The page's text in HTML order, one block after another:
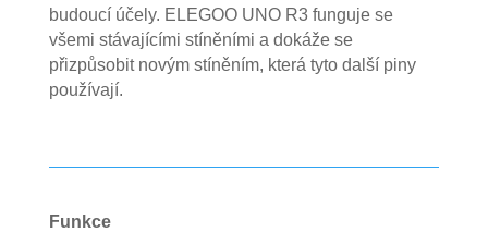
budoucí účely. ELEGOO UNO R3 funguje se
všemi stávajícími stíněními a dokáže se
přizpůsobit novým stíněním, která tyto další piny
používají.
Funkce